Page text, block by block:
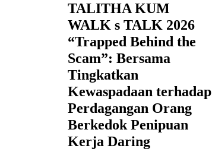
TALITHA KUM
WALK s TALK 2026
“Trapped Behind the
Scam”: Bersama
Tingkatkan
Kewaspadaan terhadap
Perdagangan Orang
Berkedok Penipuan
Kerja Daring